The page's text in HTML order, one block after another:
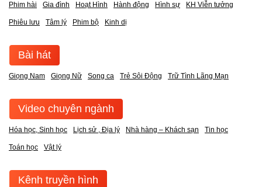
Phim hài Gia đình Hoạt Hình Hành động Hình sự KH Viễn tưởng
Phiêu lưu Tâm lý Phim bộ Kinh dị
Bài hát
Giọng Nam Giọng Nữ Song ca Trẻ Sôi Động Trữ Tình Lãng Mạn
Video chuyên ngành
Hóa học, Sinh học Lịch sử , Địa lý Nhà hàng – Khách sạn Tin học
Toán học Vật lý
Kênh truyền hình